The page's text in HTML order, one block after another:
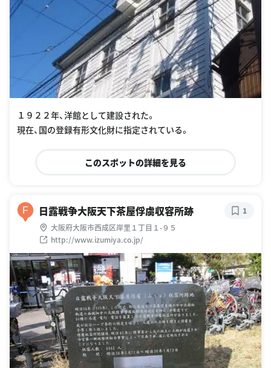
１９２２年、洋館として建設された。
現在、国の登録有形文化財に指定されている。
このスポットの詳細を見る
F 日露戦争大阪天下茶屋俘虜収容所跡
大阪府大阪市西成区岸里１丁目１-９５
http://www.izumiya.co.jp/
1